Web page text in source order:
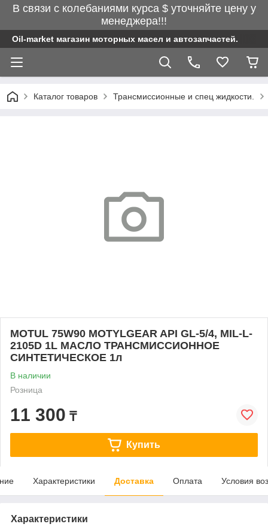
В связи с колебаниями курса $ уточняйте цену у
менеджера!!!
Oil-market магазин моторных масел и автозапчастей.
Каталог товаров Трансмиссионные и спец жидкости.
MOTUL 75W90 MOTYLGEAR API GL-5/4, MIL-L-
2105D 1L МАСЛО ТРАНСМИССИОННОЕ
СИНТЕТИЧЕСКОЕ 1л
В наличии
Розница
11 300 ₸
Купить
Характеристики Доставка Оплата Условия
Характеристики